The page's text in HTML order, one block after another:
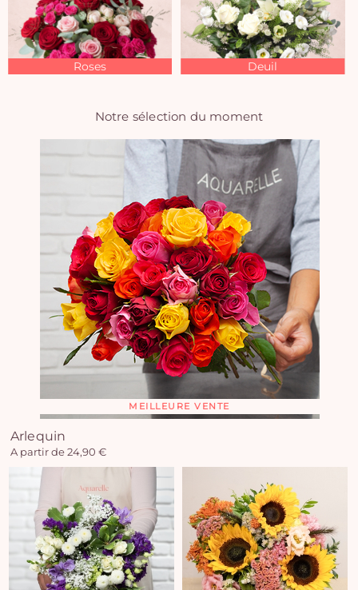
Roses Deuil
Notre sélection du moment
MEILLEURE VENTE
Arlequin
A partir de 24,90 €